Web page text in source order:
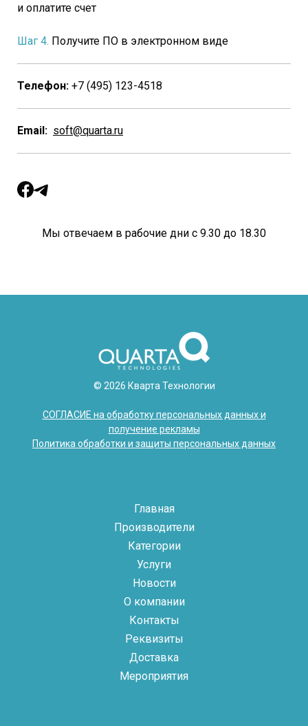
и оплатите счет
Шаг 4. Получите ПО в электронном виде
Телефон: +7 (495) 123-4518
Email: soft@quarta.ru
Мы отвечаем в рабочие дни с 9.30 до 18.30
© 2026 Кварта Технологии
СОГЛАСИЕ на обработку персональных данных и
получение рекламы
Политика обработки и защиты персональных данных
Главная
Производители
Категории
Услуги
Новости
О компании
Контакты
Реквизиты
Доставка
Мероприятия